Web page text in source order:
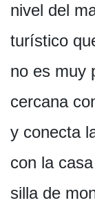
nivel del
turístico
no es muy
cercana
y conecta
con la
silla de